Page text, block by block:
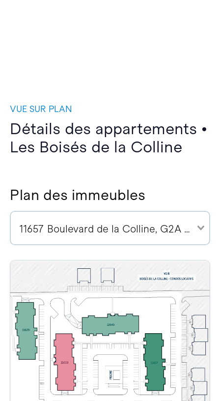
VUE SUR PLAN
Détails des appartements •
Les Boisés de la Colline
Plan des immeubles
11657 Boulevard de la Colline, G2A 2E1 (2)